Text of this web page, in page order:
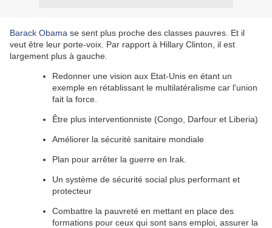
Barack Obama se sent plus proche des classes pauvres. Et il
veut être leur porte-voix. Par rapport à Hillary Clinton, il est
largement plus à gauche.
Redonner une vision aux Etat-Unis en étant un
exemple en rétablissant le multilatéralisme car l'union
fait la force.
Être plus interventionniste (Congo, Darfour et Liberia)
Améliorer la sécurité sanitaire mondiale
Plan pour arrêter la guerre en Irak.
Un système de sécurité social plus performant et
protecteur
Combattre la pauvreté en mettant en place des
formations pour ceux qui sont sans emploi, assurer la